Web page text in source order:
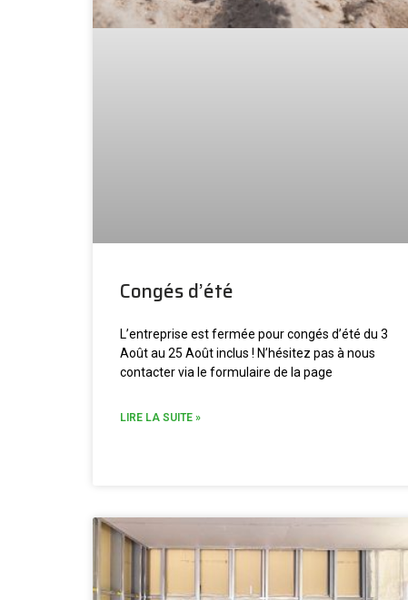
Congés d’été
L’entreprise est fermée pour congés d’été du 3
Août au 25 Août inclus ! N’hésitez pas à nous
contacter via le formulaire de la page
LIRE LA SUITE »